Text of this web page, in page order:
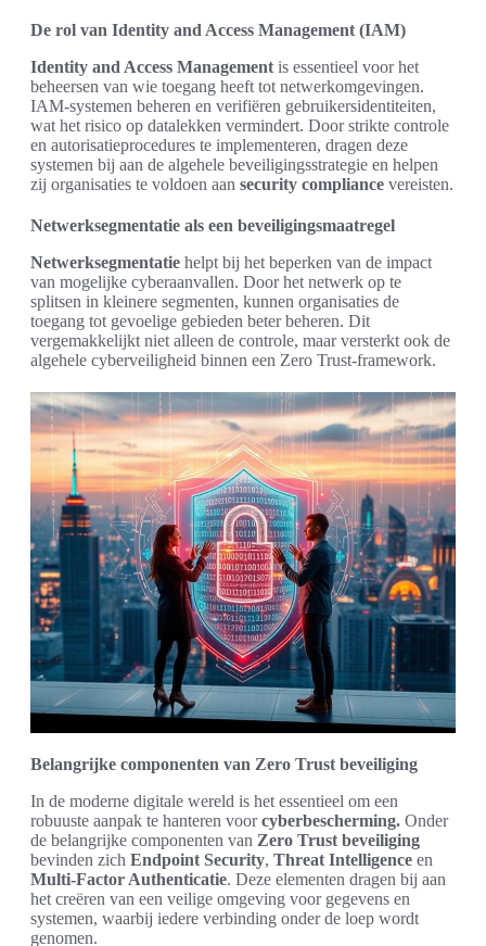
De rol van Identity and Access Management (IAM)
Identity and Access Management is essentieel voor het
beheersen van wie toegang heeft tot netwerkomgevingen.
IAM-systemen beheren en verifiëren gebruikersidentiteiten,
wat het risico op datalekken vermindert. Door strikte controle
en autorisatieprocedures te implementeren, dragen deze
systemen bij aan de algehele beveiligingsstrategie en helpen
zij organisaties te voldoen aan security compliance vereisten.
Netwerksegmentatie als een beveiligingsmaatregel
Netwerksegmentatie helpt bij het beperken van de impact
van mogelijke cyberaanvallen. Door het netwerk op te
splitsen in kleinere segmenten, kunnen organisaties de
toegang tot gevoelige gebieden beter beheren. Dit
vergemakkelijkt niet alleen de controle, maar versterkt ook de
algehele cyberveiligheid binnen een Zero Trust-framework.
Belangrijke componenten van Zero Trust beveiliging
In de moderne digitale wereld is het essentieel om een
robuuste aanpak te hanteren voorcyberbescherming. Onder
de belangrijke componenten van Zero Trust beveiliging
bevinden zich Endpoint Security, Threat Intelligence en
Multi-Factor Authenticatie. Deze elementen dragen bij aan
het creëren van een veilige omgeving voor gegevens en
systemen, waarbij iedere verbinding onder de loep wordt
genomen.